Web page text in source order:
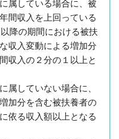
属している場合に、被
間収入を上回っている
降の期間における被扶
収入変動による増加分
収入の２分の１以上と
属していない場合に、
加分を含む被扶養者の
依る収入額以上となる